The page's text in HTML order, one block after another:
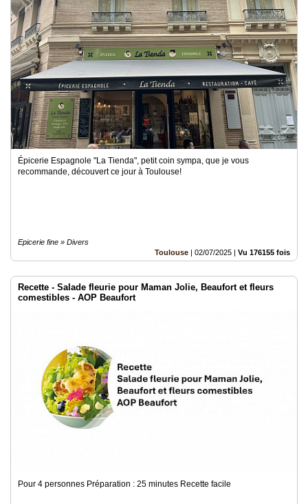
Épicerie Espagnole "La Tienda", petit coin sympa, que je vous
recommande, découvert ce jour à Toulouse!
Epicerie fine » Divers
Toulouse | 02/07/2025 | Vu 176155 fois
Recette - Salade fleurie pour Maman Jolie, Beaufort et fleurs
comestibles - AOP Beaufort
Pour 4 personnes Préparation : 25 minutes Recette facile